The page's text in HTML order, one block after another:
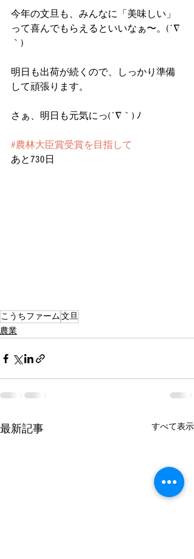
今年の文旦も、みんなに「美味しい」
って喜んでもらえるといいなぁ〜。(´∇
｀)
明日も出荷が続くので、しっかり準備
して頑張ります。
さぁ、明日も元気にっ(´∇｀) ﾉ
#農林大臣賞受賞を目指して
あと730日
こうちファーム文旦
農業
最新記事 すべて表示